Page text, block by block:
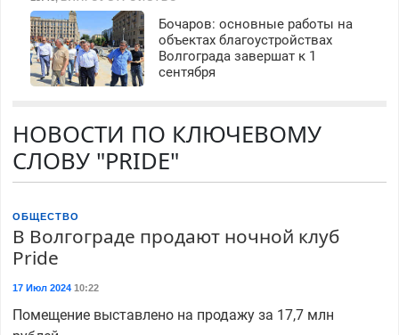
Набережная День Победы Реконструкция ЦПКиО
80-летие Победы Парк Героев-летчиков
Бочаров: основные работы на
объектах благоустройствах
Волгограда завершат к 1
сентября
НОВОСТИ ПО КЛЮЧЕВОМУ
СЛОВУ "PRIDE"
ОБЩЕСТВО
В Волгограде продают ночной клуб
Pride
17 Июл 202410:22
Помещение выставлено на продажу за 17,7 млн